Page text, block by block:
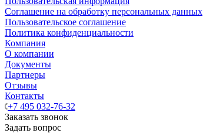
Соглашение на обработку персональных данных
Пользовательское соглашение
Политика конфиденциальности
Компания
О компании
Документы
Партнеры
Отзывы
Контакты
+7 495 032-76-32
Заказать звонок
Задать вопрос